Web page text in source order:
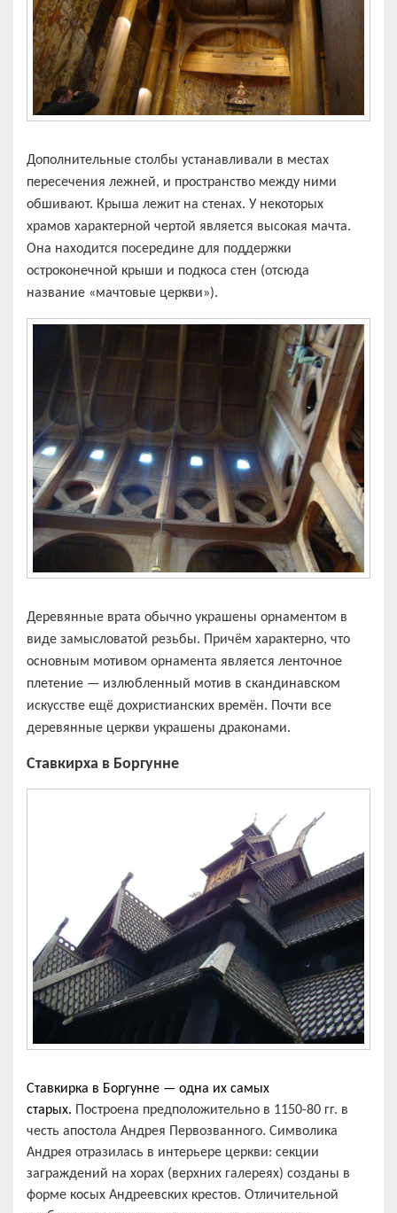
Дополнительные столбы устанавливали в местах
пересечения лежней, и пространство между ними
обшивают. Крыша лежит на стенах. У некоторых
храмов характерной чертой является высокая мачта.
Она находится посередине для поддержки
остроконечной крыши и подкоса стен (отсюда
название «мачтовые церкви»).
Деревянные врата обычно украшены орнаментом в
виде замысловатой резьбы. Причём характерно, что
основным мотивом орнамента является ленточное
плетение — излюбленный мотив в скандинавском
искусстве ещё дохристианских времён. Почти все
деревянные церкви украшены драконами.
Ставкирха в Боргунне
Ставкирка в Боргунне — одна их самых
старых. Построена предположительно в 1150-80 гг. в
честь апостола Андрея Первозванного. Символика
Андрея отразилась в интерьере церкви: секции
заграждений на хорах (верхних галереях) созданы в
форме косых Андреевских крестов. Отличительной